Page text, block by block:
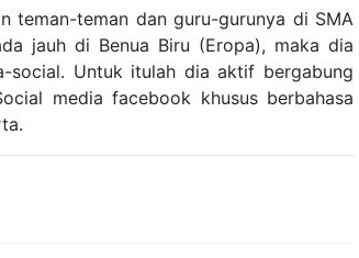
teman-teman dan guru-gurunya di SMA
jauh di Benua Biru (Eropa), maka dia
social. Untuk itulah dia aktif bergabung
media facebook khusus berbahasa